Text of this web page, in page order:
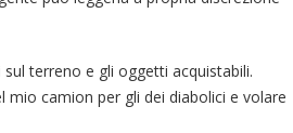
terreno e gli oggetti acquistabili.
camion per gli dei diabolici e volare